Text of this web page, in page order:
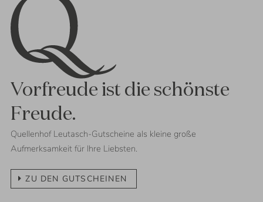
Vorfreude ist die schönste
Freude.
Quellenhof Leutasch-Gutscheine als kleine große
Aufmerksamkeit für Ihre Liebsten.
ZU DEN GUTSCHEINEN